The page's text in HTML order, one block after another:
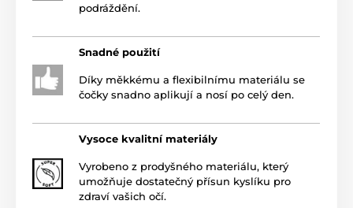
podráždění.
Snadné použití
Díky měkkému a flexibilnímu materiálu se
čočky snadno aplikují a nosí po celý den.
Vysoce kvalitní materiály
Vyrobeno z prodyšného materiálu, který
umožňuje dostatečný přísun kyslíku pro
zdraví vašich očí.